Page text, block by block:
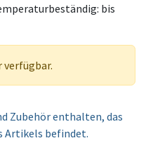
bis
verfügbar.
Zubehör enthalten, das
Artikels befindet.